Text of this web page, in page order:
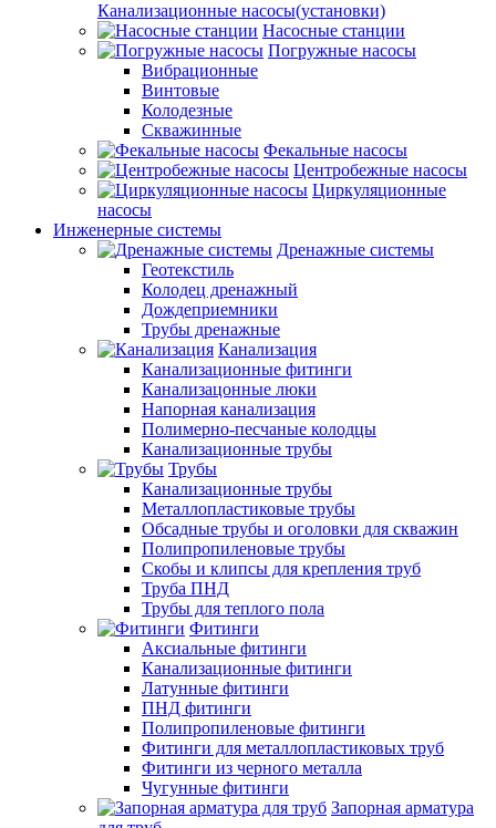
Канализационные насосы(установки)
Насосные станции
Погружные насосы
Вибрационные
Винтовые
Колодезные
Скважинные
Фекальные насосы
Центробежные насосы
Циркуляционные
насосы
Инженерные системы
Дренажные системы
Геотекстиль
Колодец дренажный
Дождеприемники
Трубы дренажные
Канализация
Канализационные фитинги
Канализацонные люки
Напорная канализация
Полимерно-песчаные колодцы
Канализационные трубы
Трубы
Канализационные трубы
Металлопластиковые трубы
Обсадные трубы и оголовки для скважин
Полипропиленовые трубы
Скобы и клипсы для крепления труб
Труба ПНД
Трубы для теплого пола
Фитинги
Аксиальные фитинги
Канализационные фитинги
Латунные фитинги
ПНД фитинги
Полипропиленовые фитинги
Фитинги для металлопластиковых труб
Фитинги из черного металла
Чугунные фитинги
Запорная арматура